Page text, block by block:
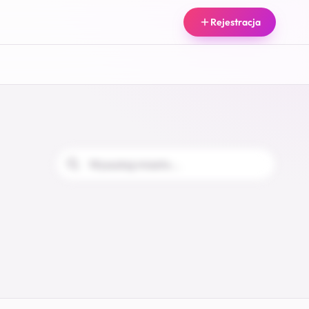
Rejestracja